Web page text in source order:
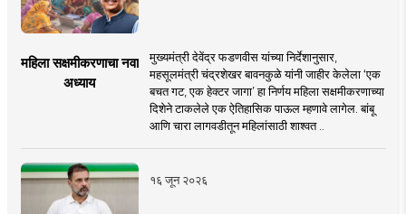
महिला सक्षमीकरणाचा नवा
अध्याय
मुख्यमंत्री देवेंद्र फडणवीस यांच्या निर्देशानुसार,
महसूलमंत्री चंद्रशेखर बावनकुळे यांनी जाहीर केलेला ‘एक
बचत गट, एक हेक्टर जागा’ हा निर्णय महिला सक्षमीकरणाच्या
दिशेने टाकलेले एक ऐतिहासिक पाऊल म्हणावे लागेल. बांबू
आणि चारा लागवडीतून महिलांसाठी शाश्वत ..
१६ जून २०२६